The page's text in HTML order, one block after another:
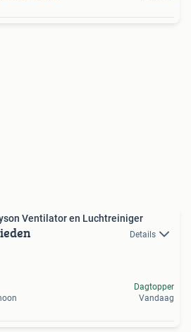
Ventilator en Luchtreiniger
Details
Dagtopper
Vandaag